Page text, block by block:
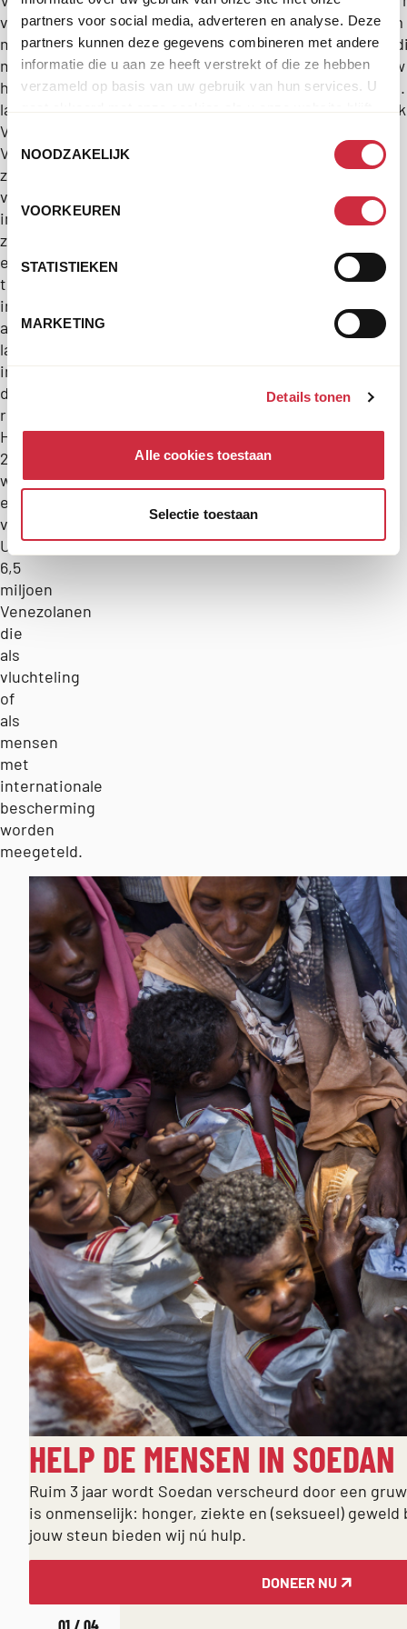
partners voor social media, adverteren en analyse. Deze
partners kunnen deze gegevens combineren met andere
informatie die u aan ze heeft verstrekt of die ze hebben
verzameld op basis van uw gebruik van hun services. U
Toestemmingsselectie
NOODZAKELIJK
VOORKEUREN
STATISTIEKEN
MARKETING
Details tonen
Alle cookies toestaan
Selectie toestaan
verlieten
miljoenen
mensen
hun
land.
Veel
Venezolanen
zoeken
veiligheid,
inkomen,
zorg
en
toekomstperspectief
in
andere
landen
in
de
regio.
Halverwege
2025
waren
er
volgens
UNHCR
6,5
miljoen
Venezolanen
die
als
vluchteling
of
als
mensen
met
internationale
bescherming
worden
meegeteld.
kans
in
weg,
HELP DE MENSEN IN SOEDAN
Ruim 3 jaar wordt Soedan verscheurd door een
is onmenselijk: honger, ziekte en (seksueel)
jouw steun bieden wij nú hulp.
DONEER NU